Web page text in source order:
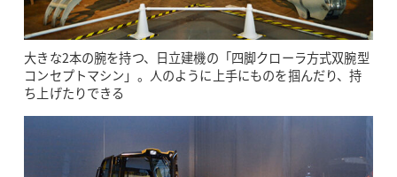
大きな2本の腕を持つ、日立建機の「四脚クローラ方式双腕型
コンセプトマシン」。人のように上手にものを掴んだり、持
ち上げたりできる